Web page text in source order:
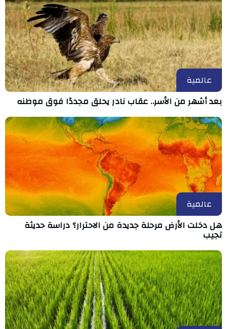
عالمية
بعد أشهر من الأسر.. عقاب نادر يحلق مجددًا فوق موطنه
عالمية
هل دخلت الأرض مرحلة جديدة من الاحترار؟ دراسة حديثة
تجيب